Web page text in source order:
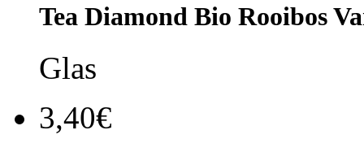
Tea Diamond Bio Rooibos
Glas
3,40€